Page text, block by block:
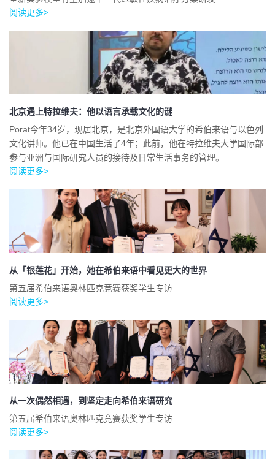
阅读更多>
北京遇上特拉维夫：他以语言承载文化的谜
Porat今年34岁，现居北京，是北京外国语大学的希伯来语与以色列
文化讲师。他已在中国生活了4年；此前，他在特拉维夫大学国际部
参与亚洲与国际研究人员的接待及日常生活事务的管理。
阅读更多>
从「银莲花」开始，她在希伯来语中看见更大的世界
第五届希伯来语奥林匹克竞赛获奖学生专访
阅读更多>
从一次偶然相遇，到坚定走向希伯来语研究
第五届希伯来语奥林匹克竞赛获奖学生专访
阅读更多>